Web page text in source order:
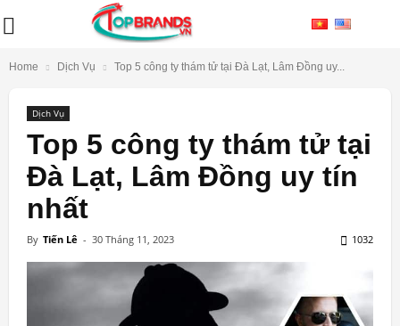
Home Dịch Vụ Top 5 công ty thám tử tại Đà Lạt, Lâm Đồng uy...
Dịch Vụ
Top 5 công ty thám tử tại
Đà Lạt, Lâm Đồng uy tín
nhất
By Tiến Lê - 30 Tháng 11, 2023 1032